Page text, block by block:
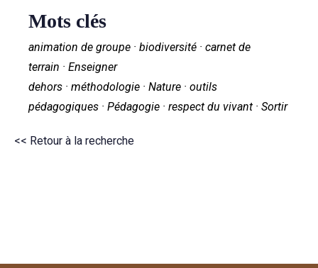
Mots clés
animation de groupe · biodiversité · carnet de
terrain · Enseigner
dehors · méthodologie · Nature · outils
pédagogiques · Pédagogie · respect du vivant · Sortir
<< Retour à la recherche